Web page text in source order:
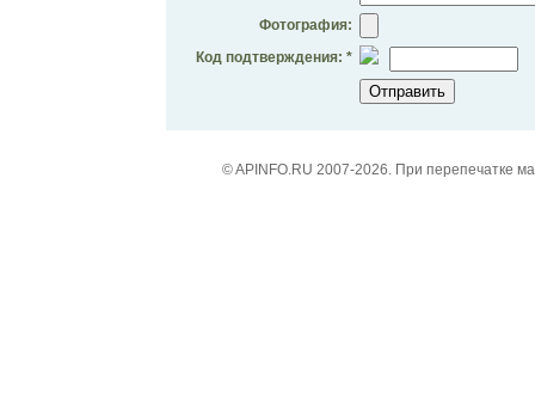
Фотография:
Код подтверждения: *
© APINFO.RU 2007-2026. При перепечатке